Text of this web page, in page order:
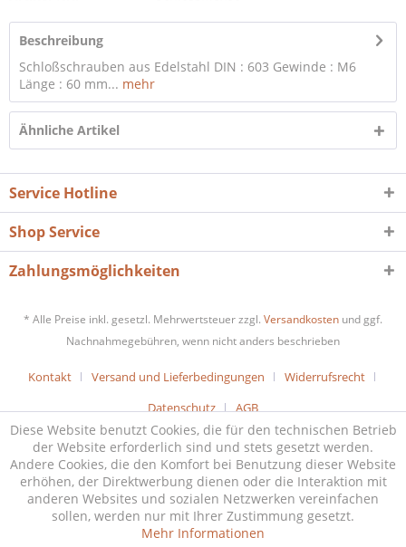
Beschreibung
Schloßschrauben aus Edelstahl DIN : 603 Gewinde : M6
Länge : 60 mm... mehr
Ähnliche Artikel
Service Hotline
Shop Service
Zahlungsmöglichkeiten
* Alle Preise inkl. gesetzl. Mehrwertsteuer zzgl. Versandkosten und ggf.
Nachnahmegebühren, wenn nicht anders beschrieben
Kontakt Versand und Lieferbedingungen
Widerrufsrecht
Datenschutz
AGB
Diese Website benutzt Cookies, die für den technischen Betrieb
der Website erforderlich sind und stets gesetzt werden.
Andere Cookies, die den Komfort bei Benutzung dieser Website
erhöhen, der Direktwerbung dienen oder die Interaktion mit
anderen Websites und sozialen Netzwerken vereinfachen
sollen, werden nur mit Ihrer Zustimmung gesetzt.
Mehr Informationen